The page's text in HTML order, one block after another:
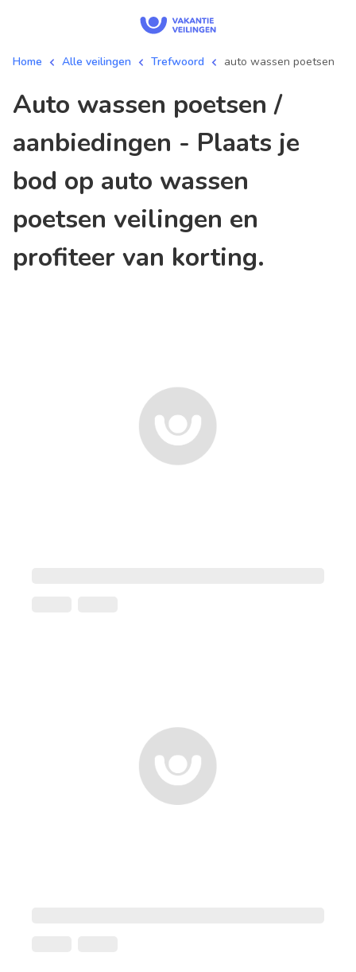
Home Alle veilingen Trefwoord auto wassen poetsen
auto wassen poetsen /
aanbiedingen - Plaats je
bod op auto wassen
poetsen veilingen en
profiteer van korting.